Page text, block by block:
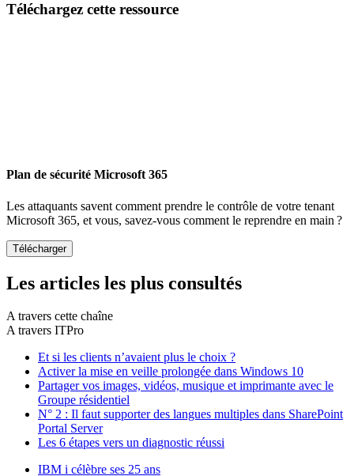
Téléchargez cette ressource
Plan de sécurité Microsoft 365
Les attaquants savent comment prendre le contrôle de votre tenant
Microsoft 365, et vous, savez-vous comment le reprendre en main ?
Les articles les plus consultés
A travers cette chaîne
A travers ITPro
Et si les clients n’avaient plus le choix ?
Activer la mise en veille prolongée dans Windows 10
Partager vos images, vidéos, musique et imprimante avec le
Groupe résidentiel
N° 2 : Il faut supporter des langues multiples dans SharePoint
Portal Server
Les 6 étapes vers un diagnostic réussi
IBM i célèbre ses 25 ans